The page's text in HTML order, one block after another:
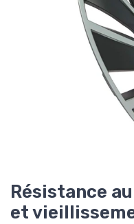
Résistance
et